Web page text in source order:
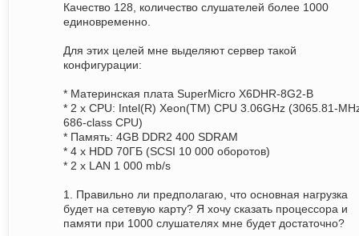
Качество 128, количество слушателей более 1000
единовременно.
Для этих целей мне выделяют сервер такой
конфигурации:
* Материнская плата SuperMicro X6DHR-8G2-B
* 2 x CPU: Intel(R) Xeon(TM) CPU 3.06GHz (3065.81-
686-class CPU)
* Память: 4GB DDR2 400 SDRAM
* 4 x HDD 70ГБ (SCSI 10 000 оборотов)
* 2 x LAN 1 000 mb/s
1. Правильно ли предполагаю, что основная нагрузка
будет на сетевую карту? Я хочу сказать процессора и
памяти при 1000 слушателях мне будет достаточно?